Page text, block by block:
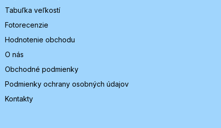
Tabuľka veľkostí
Fotorecenzie
Hodnotenie obchodu
O nás
Obchodné podmienky
Podmienky ochrany osobných údajov
Kontakty